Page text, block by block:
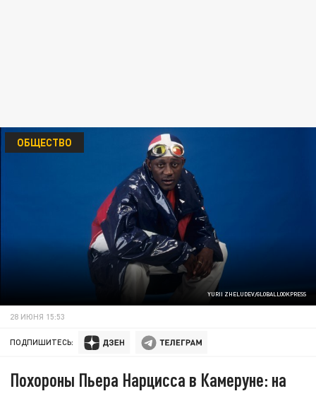
YURII ZHELUDEV/GLOBALLOOKPRESS
ОБЩЕСТВО
28 ИЮНЯ 15:53
ПОДПИШИТЕСЬ:
Похороны Пьера Нарцисса в Камеруне: на